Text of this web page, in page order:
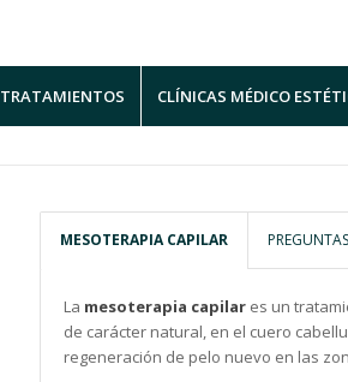
TRATAMIENTOS CLÍNICAS MÉDICO
MESOTERAPIA CAPILAR
La mesoterapia capilar es un
de carácter natural, en el cuero
regeneración de pelo nuevo en las